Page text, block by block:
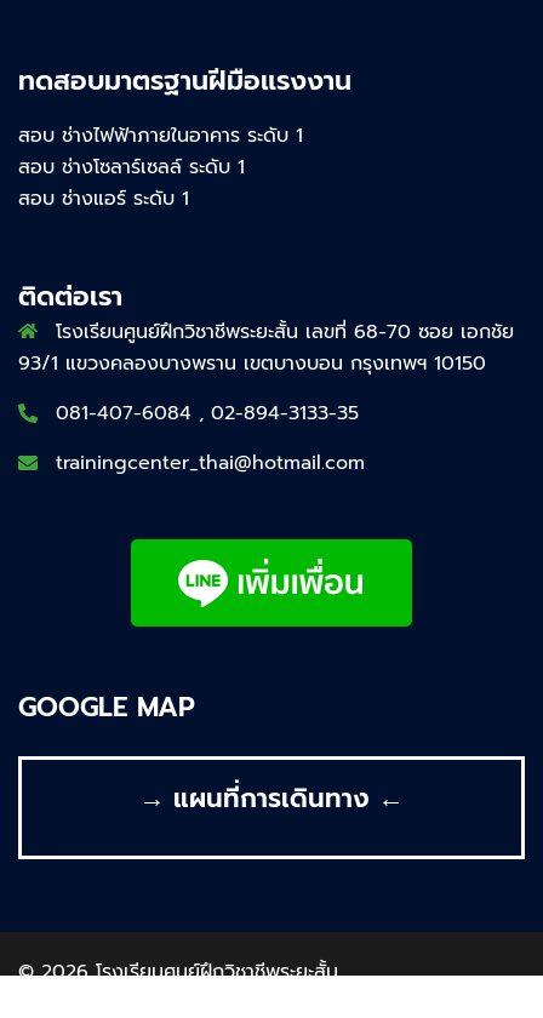
ทดสอบมาตรฐานฝีมือแรงงาน
สอบ ช่างไฟฟ้าภายในอาคาร ระดับ 1
สอบ ช่างโซลาร์เซลล์ ระดับ 1
สอบ ช่างแอร์ ระดับ 1
ติดต่อเรา
โรงเรียนศูนย์ฝึกวิชาชีพระยะสั้น เลขที่ 68-70 ซอย เอกชัย
93/1 แขวงคลองบางพราน เขตบางบอน กรุงเทพฯ 10150
081-407-6084 , 02-894-3133-35
trainingcenter_thai@hotmail.com
GOOGLE MAP
→ แผนที่การเดินทาง ←
© 2026 โรงเรียนศูนย์ฝึกวิชาชีพระยะสั้น